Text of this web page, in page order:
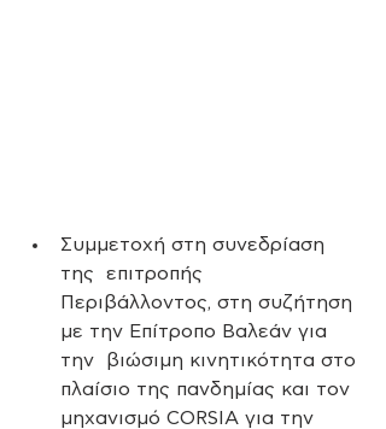
Συμμετοχή στη συνεδρίαση
της  επιτροπής
Περιβάλλοντος, στη συζήτηση
με την Επίτροπο Βαλεάν για
την  βιώσιμη κινητικότητα στο
πλαίσιο της πανδημίας και τον
μηχανισμό CORSIA για την